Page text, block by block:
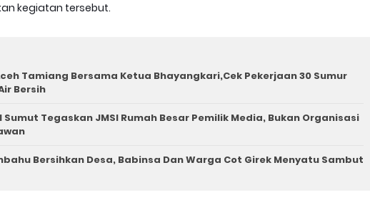
kegiatan tersebut.
Tamiang Bersama Ketua Bhayangkari,Cek Pekerjaan 30 Sumur
Bersih
Sumut Tegaskan JMSI Rumah Besar Pemilik Media, Bukan Organisasi
Bersihkan Desa, Babinsa Dan Warga Cot Girek Menyatu Sambut